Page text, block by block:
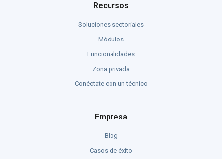
Recursos
Soluciones sectoriales
Módulos
Funcionalidades
Zona privada
Conéctate con un técnico
Empresa
Blog
Casos de éxito